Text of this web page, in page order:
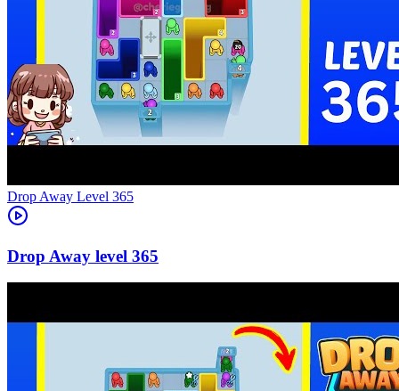
Level 365
365